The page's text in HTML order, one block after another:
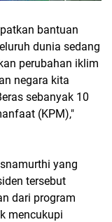
bantuan
dunia sedang
perubahan iklim
negara kita
sebanyak 10
(KPM),"
yang
tersebut
dari program
mencukupi